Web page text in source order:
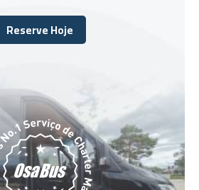
Reserve Hoje
Reserve Hoje